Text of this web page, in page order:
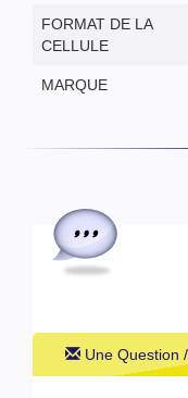
FORMAT DE LA
CELLULE
MARQUE
Une Question